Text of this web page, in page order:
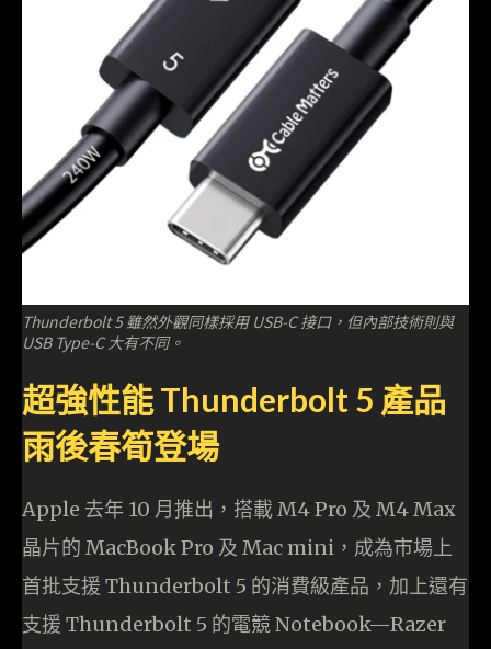
Thunderbolt 5 雖然外觀同樣採用 USB-C 接口，但內部技術則與
USB Type-C 大有不同。
超強性能 Thunderbolt 5 產品
雨後春筍登場
Apple 去年 10 月推出，搭載 M4 Pro 及 M4 Max
晶片的 MacBook Pro 及 Mac mini，成為市場上
首批支援 Thunderbolt 5 的消費級產品，加上還有
支援 Thunderbolt 5 的電競 Notebook—Razer